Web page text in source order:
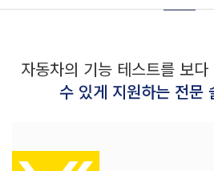
자동차의 기능 테스트를 보
수 있게 지원하는 전문